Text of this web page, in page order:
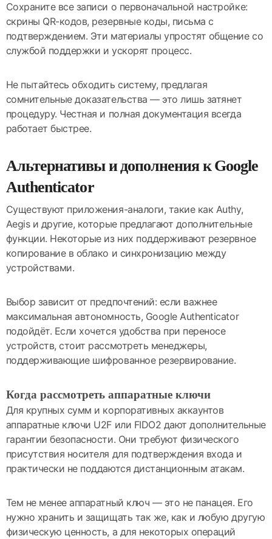
Сохраните все записи о первоначальной настройке:
скрины QR-кодов, резервные коды, письма с
подтверждением. Эти материалы упростят общение со
службой поддержки и ускорят процесс.
Не пытайтесь обходить систему, предлагая
сомнительные доказательства — это лишь затянет
процедуру. Честная и полная документация всегда
работает быстрее.
Альтернативы и дополнения к Google
Authenticator
Существуют приложения-аналоги, такие как Authy,
Aegis и другие, которые предлагают дополнительные
функции. Некоторые из них поддерживают резервное
копирование в облако и синхронизацию между
устройствами.
Выбор зависит от предпочтений: если важнее
максимальная автономность, Google Authenticator
подойдёт. Если хочется удобства при переносе
устройств, стоит рассмотреть менеджеры,
поддерживающие шифрованное резервирование.
Когда рассмотреть аппаратные ключи
Для крупных сумм и корпоративных аккаунтов
аппаратные ключи U2F или FIDO2 дают дополнительные
гарантии безопасности. Они требуют физического
присутствия носителя для подтверждения входа и
практически не поддаются дистанционным атакам.
Тем не менее аппаратный ключ — это не панацея. Его
нужно хранить и защищать так же, как и любую другую
физическую ценность, а для некоторых операций